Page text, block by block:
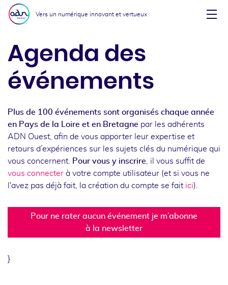
Aller au menu
Aller au contenu
Vers un numérique innovant et vertueux
Agenda des
événements
Plus de 100 événements sont organisés chaque année
en Pays de la Loire et en Bretagne par les adhérents
ADN Ouest, afin de vous apporter leur expertise et
retours d’expériences sur les sujets clés du numérique qui
vous concernent.
Pour vous y inscrire , il vous suffit de
vous connecter à votre compte utilisateur (et si vous ne
l'avez pas déjà fait, la création du compte se fait ici).
Pour ne rater aucun événement je m’abonne
à la newsletter
}